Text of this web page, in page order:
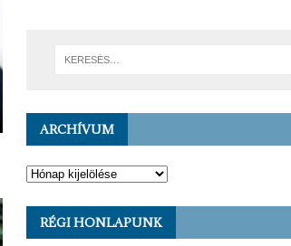
ARCHÍVUM
RÉGI HONLAPUNK